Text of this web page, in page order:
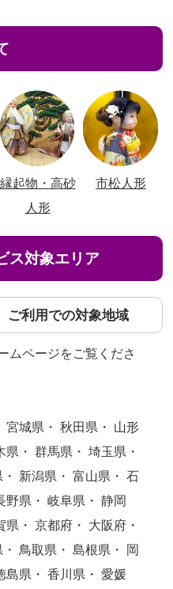
縁起物・高砂
人形
市松人形
ス対象エリア
ご利用での対象地域
ムページをご覧くださ
宮城県・ 秋田県・ 山形
・ 群馬県・ 埼玉県・
新潟県・ 富山県・ 石
野県・ 岐阜県・ 静岡
・ 京都府・ 大阪府・
鳥取県・ 島根県・ 岡
島県・ 香川県・ 愛媛